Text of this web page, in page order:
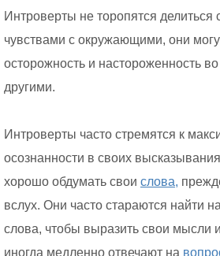
Интроверты не торопятся
чувствами с окружающими, они
осторожность и настороженность
другими.
Интроверты часто стремятся к
осознанности в своих
хорошо обдумать свои слова,
вслух. Они часто стараются найти
слова, чтобы выразить свои мысли
иногда медленно отвечают на